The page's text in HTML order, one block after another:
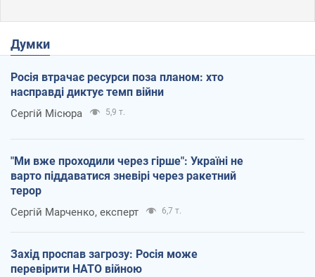
Думки
Росія втрачає ресурси поза планом: хто
насправді диктує темп війни
Сергій Місюра 5,9 т.
"Ми вже проходили через гірше": Україні не
варто піддаватися зневірі через ракетний
терор
Сергій Марченко, експерт 6,7 т.
Захід проспав загрозу: Росія може
перевірити НАТО війною